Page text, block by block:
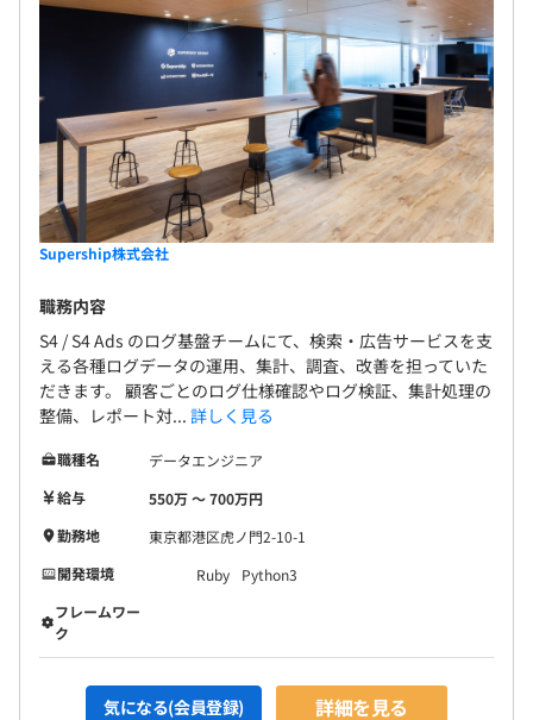
Supership株式会社
職務内容
S4 / S4 Ads のログ基盤チームにて、検索・広告サービスを支
える各種ログデータの運用、集計、調査、改善を担っていた
だきます。 顧客ごとのログ仕様確認やログ検証、集計処理の
整備、レポート対... 詳しく見る
職種名
データエンジニア
給与
550万 〜 700万円
勤務地
東京都港区虎ノ門2-10-1
開発環境
Ruby
Python3
フレームワー
ク
気になる(会員登録) 詳細を見る